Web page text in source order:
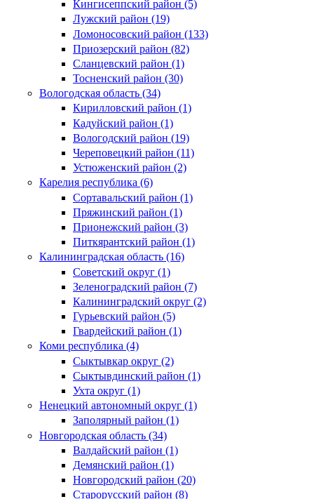
Кингисеппский район (5)
Лужский район (19)
Ломоносовский район (133)
Приозерский район (82)
Сланцевский район (1)
Тосненский район (30)
Вологодская область (34)
Кирилловский район (1)
Кадуйский район (1)
Вологодский район (19)
Череповецкий район (11)
Устюженский район (2)
Карелия республика (6)
Сортавальский район (1)
Пряжинский район (1)
Прионежский район (3)
Питкярантский район (1)
Калининградская область (16)
Советский округ (1)
Зеленоградский район (7)
Калининградский округ (2)
Гурьевский район (5)
Гвардейский район (1)
Коми республика (4)
Сыктывкар округ (2)
Сыктывдинский район (1)
Ухта округ (1)
Ненецкий автономный округ (1)
Заполярный район (1)
Новгородская область (34)
Валдайский район (1)
Демянский район (1)
Новгородский район (20)
Старорусский район (8)